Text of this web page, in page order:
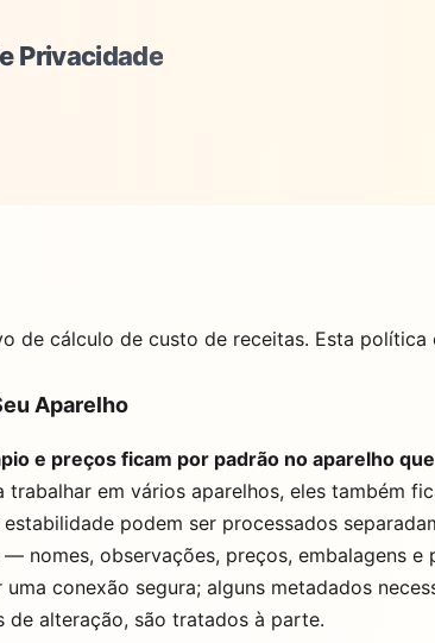
Privacidade
de cálculo de custo de receitas. Esta
Aparelho
e preços ficam por padrão no aparelho
trabalhar em vários aparelhos, eles também
podem ser processados
nomes, observações, preços, embalagens
conexão segura; alguns metadados
alteração, são tratados à parte.